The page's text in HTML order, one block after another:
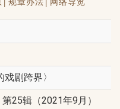
戏剧跨界〉
25辑（2021年9月）